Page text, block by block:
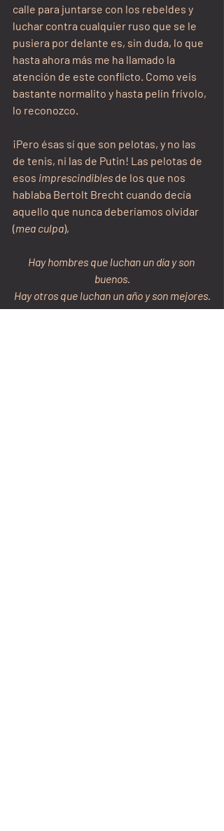
calle para juntarse con los rebeldes y
luchar contra cualquier ruso que se le
pusiera por delante es, sin duda, lo que
hasta ahora más me ha llamado la
atención de este conflicto. Como veis
bastante normalito y hasta pelín frívolo,
lo reconozco.
¡Pero ésas sí que son pelotas, y no las
de tenis, ni las de Putin! Las pelotas de
esos imprescindibles de los que nos
hablaba Bertolt Brecht cuando decía
aquello que nunca deberíamos olvidar
(mea culpa),
Hay hombres que luchan un día y son
buenos.
Hay otros que luchan un año y son mejores.
Hay quienes luchan muchos años y son